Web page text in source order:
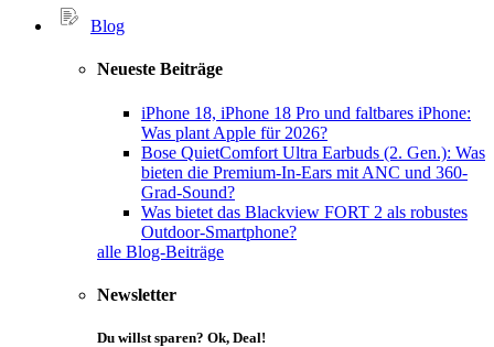
Blog
Neueste Beiträge
iPhone 18, iPhone 18 Pro und faltbares iPhone:
Was plant Apple für 2026?
Bose QuietComfort Ultra Earbuds (2. Gen.): Was
bieten die Premium-In-Ears mit ANC und 360-
Grad-Sound?
Was bietet das Blackview FORT 2 als robustes
Outdoor-Smartphone?
alle Blog-Beiträge
Newsletter
Du willst sparen? Ok, Deal!